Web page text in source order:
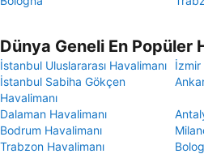
Dünya Geneli En Popüler
İstanbul Uluslararası Havalimanı
İzmir
İstanbul Sabiha Gökçen
Havalimanı
Dalaman Havalimanı
Bodrum Havalimanı
Trabzon Havalimanı